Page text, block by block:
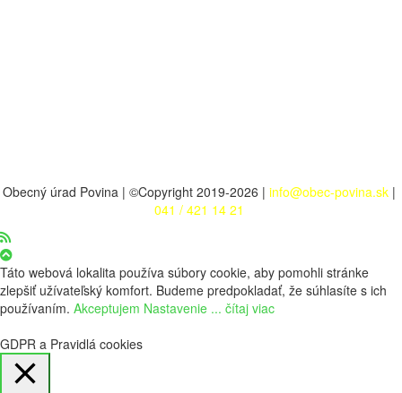
Obecný úrad Povina | ©Copyright 2019-2026 | info@obec-povina.sk |
041 / 421 14 21
Táto webová lokalita používa súbory cookie, aby pomohli stránke
zlepšiť užívateľský komfort. Budeme predpokladať, že súhlasíte s ich
používaním. Akceptujem Nastavenie ... čítaj viac
GDPR a Pravidlá cookies